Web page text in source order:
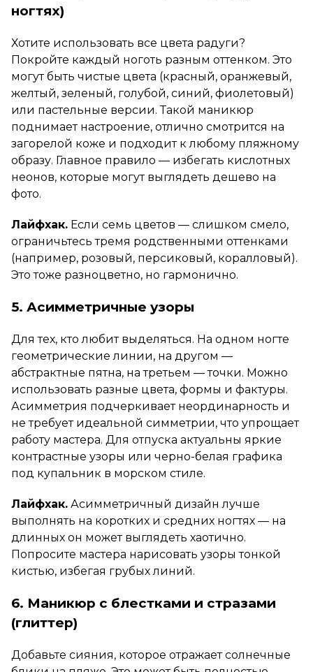
ногтях)
Хотите использовать все цвета радуги?
Покройте каждый ноготь разным оттенком. Это
могут быть чистые цвета (красный, оранжевый,
желтый, зеленый, голубой, синий, фиолетовый)
или пастельные версии. Такой маникюр
поднимает настроение, отлично смотрится на
загорелой коже и подходит к любому пляжному
образу. Главное правило — избегать кислотных
неонов, которые могут выглядеть дешево на
фото.
Лайфхак. Если семь цветов — слишком смело,
ограничьтесь тремя родственными оттенками
(например, розовый, персиковый, коралловый).
Это тоже разноцветно, но гармонично.
5. Асимметричные узоры
Для тех, кто любит выделяться. На одном ногте
геометрические линии, на другом —
абстрактные пятна, на третьем — точки. Можно
использовать разные цвета, формы и фактуры.
Асимметрия подчеркивает неординарность и
не требует идеальной симметрии, что упрощает
работу мастера. Для отпуска актуальны яркие
контрастные узоры или черно-белая графика
под купальник в морском стиле.
Лайфхак. Асимметричный дизайн лучше
выполнять на коротких и средних ногтях — на
длинных он может выглядеть хаотично.
Попросите мастера нарисовать узоры тонкой
кистью, избегая грубых линий.
6. Маникюр с блестками и стразами
(глиттер)
Добавьте сияния, которое отражает солнечные